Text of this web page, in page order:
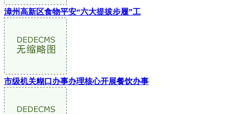
漳州高新区食物平安“六大提拔步履”工
市级机关糊口办事办理核心开展餐饮办事